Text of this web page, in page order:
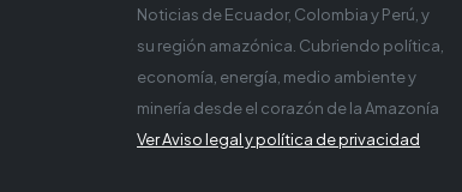
Noticias de Ecuador, Colombia y Perú, y
su región amazónica. Cubriendo política,
economía, energía, medio ambiente y
minería desde el corazón de la Amazonía
Ver Aviso legal y política de privacidad